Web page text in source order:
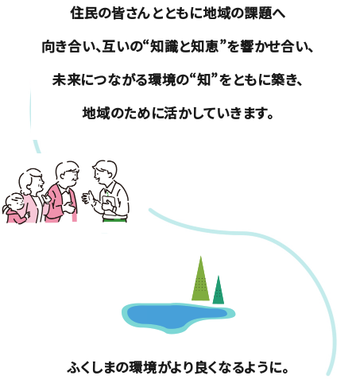
住民の皆さんとともに地域の課題へ
向き合い、互いの“知識と知恵”を響かせ合い、
未来につながる環境の“知”をともに築き、
地域のために活かしていきます。
ふくしまの環境がより良くなるように。